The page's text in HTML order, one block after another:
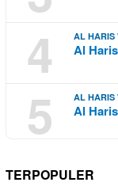
4 AL HARIS
Al
5 AL HARIS
Al
TERPOPULER